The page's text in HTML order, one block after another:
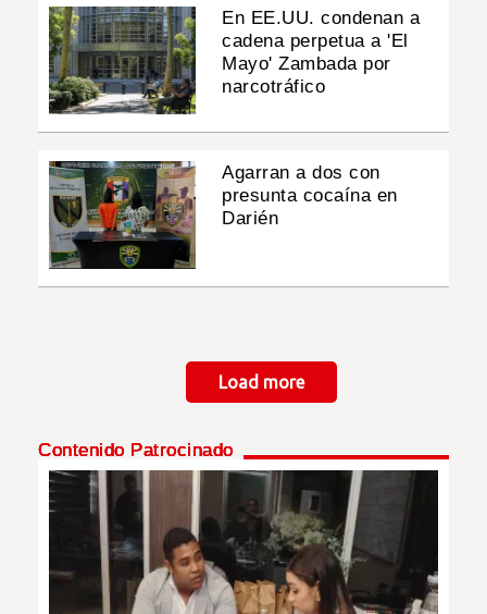
En EE.UU. condenan a
cadena perpetua a 'El
Mayo' Zambada por
narcotráfico
Agarran a dos con
presunta cocaína en
Darién
Load more
Contenido Patrocinado